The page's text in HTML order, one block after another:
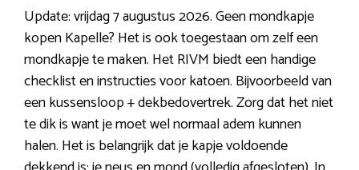
Update: vrijdag 7 augustus 2026. Geen mondkapje
kopen Kapelle? Het is ook toegestaan om zelf een
mondkapje te maken. Het RIVM biedt een handige
checklist en instructies voor katoen. Bijvoorbeeld van
een kussensloop + dekbedovertrek. Zorg dat het niet
te dik is want je moet wel normaal adem kunnen
halen. Het is belangrijk dat je kapje voldoende